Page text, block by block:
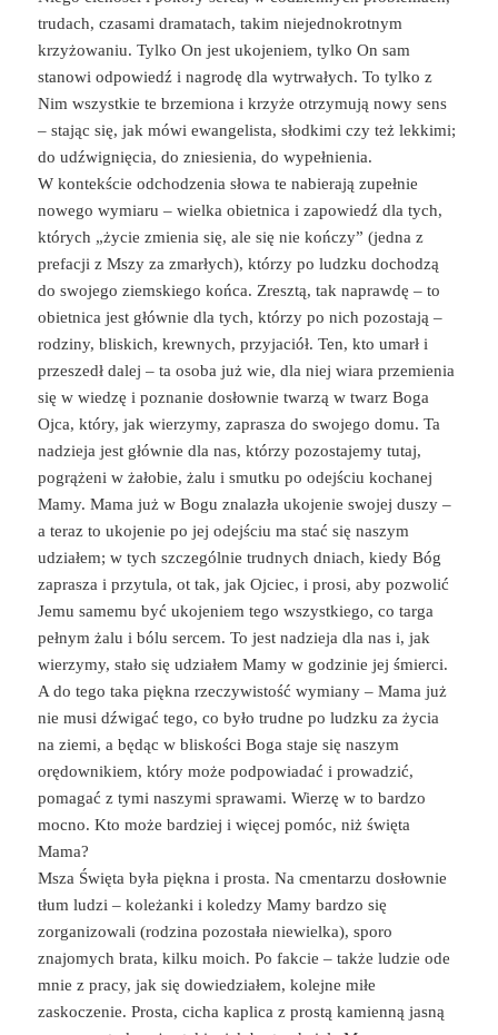
trudach, czasami dramatach, takim niejednokrotnym
krzyżowaniu. Tylko On jest ukojeniem, tylko On sam
stanowi odpowiedź i nagrodę dla wytrwałych. To tylko z
Nim wszystkie te brzemiona i krzyże otrzymują nowy sens
– stając się, jak mówi ewangelista, słodkimi czy też lekkimi;
do udźwignięcia, do zniesienia, do wypełnienia.
W kontekście odchodzenia słowa te nabierają zupełnie
nowego wymiaru – wielka obietnica i zapowiedź dla tych,
których „życie zmienia się, ale się nie kończy” (jedna z
prefacji z Mszy za zmarłych), którzy po ludzku dochodzą
do swojego ziemskiego końca. Zresztą, tak naprawdę – to
obietnica jest głównie dla tych, którzy po nich pozostają –
rodziny, bliskich, krewnych, przyjaciół. Ten, kto umarł i
przeszedł dalej – ta osoba już wie, dla niej wiara przemienia
się w wiedzę i poznanie dosłownie twarzą w twarz Boga
Ojca, który, jak wierzymy, zaprasza do swojego domu. Ta
nadzieja jest głównie dla nas, którzy pozostajemy tutaj,
pogrążeni w żałobie, żalu i smutku po odejściu kochanej
Mamy. Mama już w Bogu znalazła ukojenie swojej duszy –
a teraz to ukojenie po jej odejściu ma stać się naszym
udziałem; w tych szczególnie trudnych dniach, kiedy Bóg
zaprasza i przytula, ot tak, jak Ojciec, i prosi, aby pozwolić
Jemu samemu być ukojeniem tego wszystkiego, co targa
pełnym żalu i bólu sercem. To jest nadzieja dla nas i, jak
wierzymy, stało się udziałem Mamy w godzinie jej śmierci.
A do tego taka piękna rzeczywistość wymiany – Mama już
nie musi dźwigać tego, co było trudne po ludzku za życia
na ziemi, a będąc w bliskości Boga staje się naszym
orędownikiem, który może podpowiadać i prowadzić,
pomagać z tymi naszymi sprawami. Wierzę w to bardzo
mocno. Kto może bardziej i więcej pomóc, niż święta
Mama?
Msza Święta była piękna i prosta. Na cmentarzu dosłownie
tłum ludzi – koleżanki i koledzy Mamy bardzo się
zorganizowali (rodzina pozostała niewielka), sporo
znajomych brata, kilku moich. Po fakcie – także ludzie ode
mnie z pracy, jak się dowiedziałem, kolejne miłe
zaskoczenie. Prosta, cicha kaplica z prostą kamienną jasną